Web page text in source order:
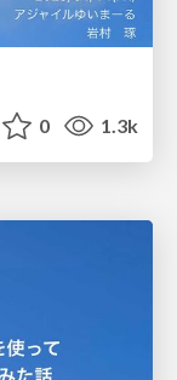
0 1.3k